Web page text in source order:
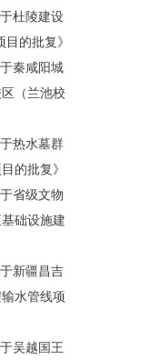
杜陵建设
的批复》
秦咸阳城
（兰池校
热水墓群
的批复》
省级文物
础设施建
新疆昌吉
水管线项
吴越国王